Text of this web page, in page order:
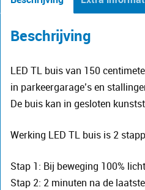
Beschrijving
LED TL buis van 150
in parkeergarage’s en
De buis kan in gesloten
Werking LED TL buis is 2
Stap 1: Bij beweging 100%
Stap 2: 2 minuten na de